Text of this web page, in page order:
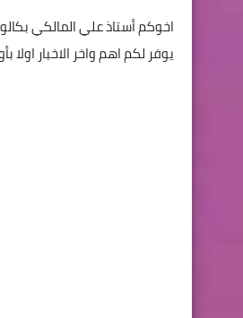
اخوكم أستاذ علي المالكي
يوفر لكم اهم واخر الاخبار